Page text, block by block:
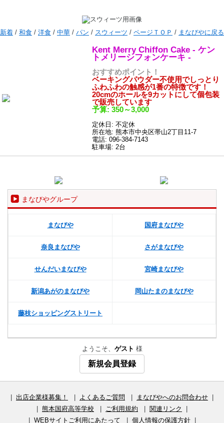
新着 / 和食 / 洋食 / 中華 / パン / スウィーツ / ページＴＯＰ / まなびやに戻る
Kent Merry Chiffon Cake - ケン
トメリーシフォンケーキ -
おすすめポイント！
ベーキングパウダー不使用でしっとり
ふわふわの触感が1番の特徴です！
20cmのホールを9カットにして個包装
で販売しています
予算: 350～3,000
定休日: 不定休
所在地: 熊本市中央区帯山2丁目11-7
電話: 096-384-7143
駐車場: 2台
まなびやグループ
まなびや 国府まなびや
奈良まなびや さがまなびや
せんだいまなびや 宮崎まなびや
新潟あがのまなびや 岡山たまのまなびや
藤枝ショッピングストリート
ようこそ、 ゲスト 様
新規会員登録
| 出店企業様募集！ | よくあるご質問 | まなびやへのお問合わせ |
| 熊本国府高等学校 | ご利用規約 | 関連リンク
|
| WEBサイトご利用にあたって | 個人情報の保護方針|